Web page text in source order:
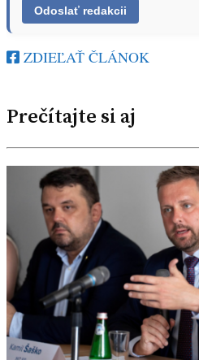
ZDIEĽAŤ ČLÁNOK
Prečítajte si aj